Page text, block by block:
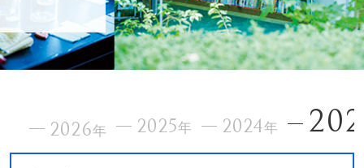
大学
2026年 2025年 2024年